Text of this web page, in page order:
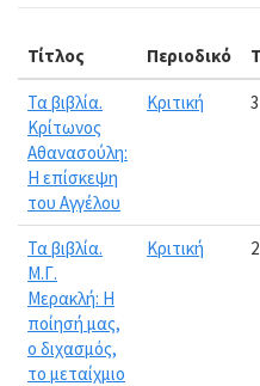
Τίτλος Περιοδικό
Τα βιβλία.
Κρίτωνος
Αθανασούλη:
Η επίσκεψη
του Αγγέλου
Κριτική 3
Τα βιβλία.
Μ.Γ.
Μερακλή: Η
ποίησή μας,
ο διχασμός,
το μεταίχμιο
Κριτική 2